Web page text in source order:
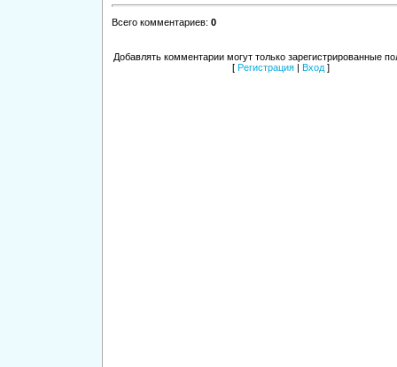
Всего комментариев: 0
Добавлять комментарии могут только зарегистрированные
[ Регистрация Вход ]